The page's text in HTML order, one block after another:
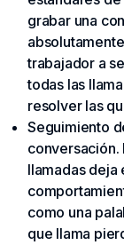
grabar una
trabajador a
todas las
resolver las
Seguimiento
llamadas deja
como una
que llama